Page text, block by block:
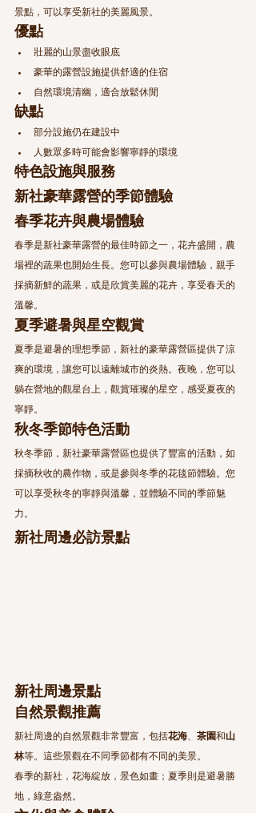
景點，可以享受新社的美麗風景。
優點
壯麗的山景盡收眼底
豪華的露營設施提供舒適的住宿
自然環境清幽，適合放鬆休閒
缺點
部分設施仍在建設中
人數眾多時可能會影響寧靜的環境
特色設施與服務
新社豪華露營的季節體驗
春季花卉與農場體驗
春季是新社豪華露營的最佳時節之一，花卉盛開，農
場裡的蔬果也開始生長。您可以參與農場體驗，親手
採摘新鮮的蔬果，或是欣賞美麗的花卉，享受春天的
溫馨。
夏季避暑與星空觀賞
夏季是避暑的理想季節，新社的豪華露營區提供了涼
爽的環境，讓您可以遠離城市的炎熱。夜晚，您可以
躺在營地的觀星台上，觀賞璀璨的星空，感受夏夜的
寧靜。
秋冬季節特色活動
秋冬季節，新社豪華露營區也提供了豐富的活動，如
採摘秋收的農作物，或是參與冬季的花毯節體驗。您
可以享受秋冬的寧靜與溫馨，並體驗不同的季節魅
力。
新社周邊必訪景點
新社周邊景點
自然景觀推薦
新社周邊的自然景觀非常豐富，包括花海、 茶園和山
林等。這些景觀在不同季節都有不同的美景。
春季的新社，花海綻放，景色如畫；夏季則是避暑勝
地，綠意盎然。